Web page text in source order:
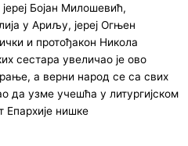
Бојан Милошевић,
у Ариљу, јереј Огњен
и протођакон Никола
сестара увеличао је ово
а верни народ се са свих
да узме учешћа у литургијском
Епархије нишке